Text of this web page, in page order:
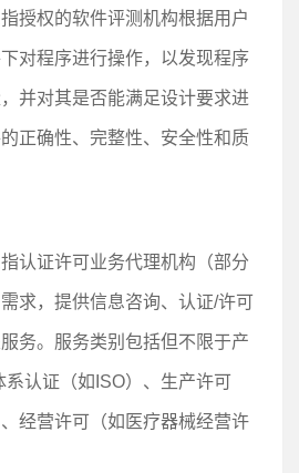
授权的软件评测机构根据用户
对程序进行操作，以发现程序
并对其是否能满足设计要求进
正确性、完整性、安全性和质
认证许可业务代理机构（部分
求，提供信息咨询、认证/许可
务。服务类别包括但不限于产
认证（如ISO）、生产许可
、经营许可（如医疗器械经营许